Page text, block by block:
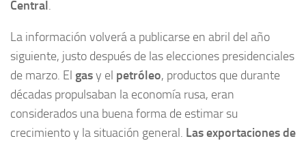
Central.
La información volverá a publicarse en abril del año
siguiente, justo después de las elecciones presidenciales
de marzo. El gasy el petróleo, productos que durante
décadas propulsaban la economía rusa, eran
considerados una buena forma de estimar su
crecimiento y la situación general. Las exportaciones de